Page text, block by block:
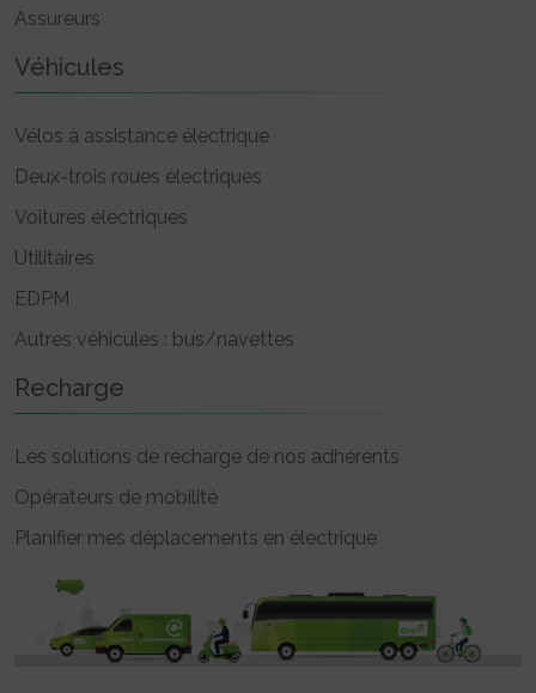
Assureurs
Véhicules
Vélos à assistance électrique
Deux-trois roues électriques
Voitures électriques
Utilitaires
EDPM
Autres véhicules : bus/navettes
Recharge
Les solutions de recharge de nos adhérents
Opérateurs de mobilité
Planifier mes déplacements en électrique